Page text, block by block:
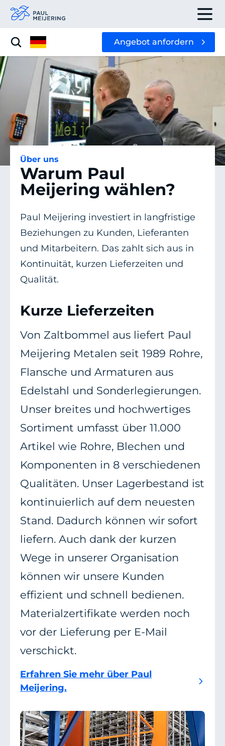
Angebot anfordern
Über uns
Warum Paul
Meijering wählen?
Paul Meijering investiert in langfristige
Beziehungen zu Kunden, Lieferanten
und Mitarbeitern. Das zahlt sich aus in
Kontinuität, kurzen Lieferzeiten und
Qualität.
Kurze Lieferzeiten
Von Zaltbommel aus liefert Paul
Meijering Metalen seit 1989 Rohre,
Flansche und Armaturen aus
Edelstahl und Sonderlegierungen.
Unser breites und hochwertiges
Sortiment umfasst über 11.000
Artikel wie Rohre, Blechen und
Komponenten in 8 verschiedenen
Qualitäten. Unser Lagerbestand ist
kontinuierlich auf dem neuesten
Stand. Dadurch können wir sofort
liefern. Auch dank der kurzen
Wege in unserer Organisation
können wir unsere Kunden
effizient und schnell bedienen.
Materialzertifikate werden noch
vor der Lieferung per E-Mail
verschickt.
Erfahren Sie mehr über Paul
Meijering.